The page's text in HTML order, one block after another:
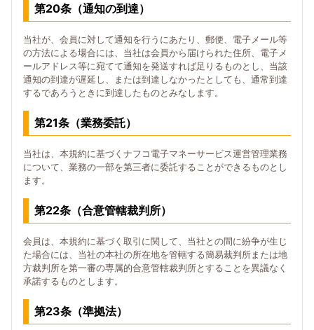
第20条（通知の到達）
当社が、会員に対して通知を行うにあたり、郵便、電子メール等
の方法による場合には、当社は会員から届けられた住所、電子メ
ールアドレス等に宛てて通知を発送すれば足りるものとし、当該
通知の到達が遅延し、または到達しなかったとしても、通常到達
するであろうときに到達したものとみなします。
第21条（業務委託）
当社は、本規約に基づくナフコ電子マネーサービス運営管理業務
について、業務の一部を第三者に委託することができるものとし
ます。
第22条（合意管轄裁判所）
会員は、本規約に基づく取引に関して、当社との間に紛争が生じ
た場合には、当社の本社の所在地を管轄する簡易裁判所または地
方裁判所を第一審の専属的合意管轄裁判所とすることを異議なく
承諾するものとします。
第23条（準拠法）